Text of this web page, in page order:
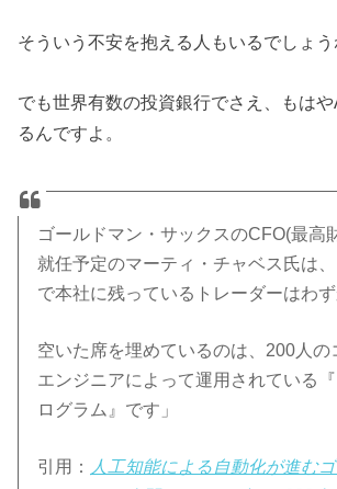
そういう不安を抱える人もいるでしょう
でも世界有数の投資銀行でさえ、もは
るんですよ。
ゴールドマン・サックスのCFO(最高
就任予定のマーティ・チャベス氏は
で本社に残っているトレーダーはわず
空いた席を埋めているのは、200人の
エンジニアによって運用されている
ログラム』です」
引用：
人工知能による自動化が進む